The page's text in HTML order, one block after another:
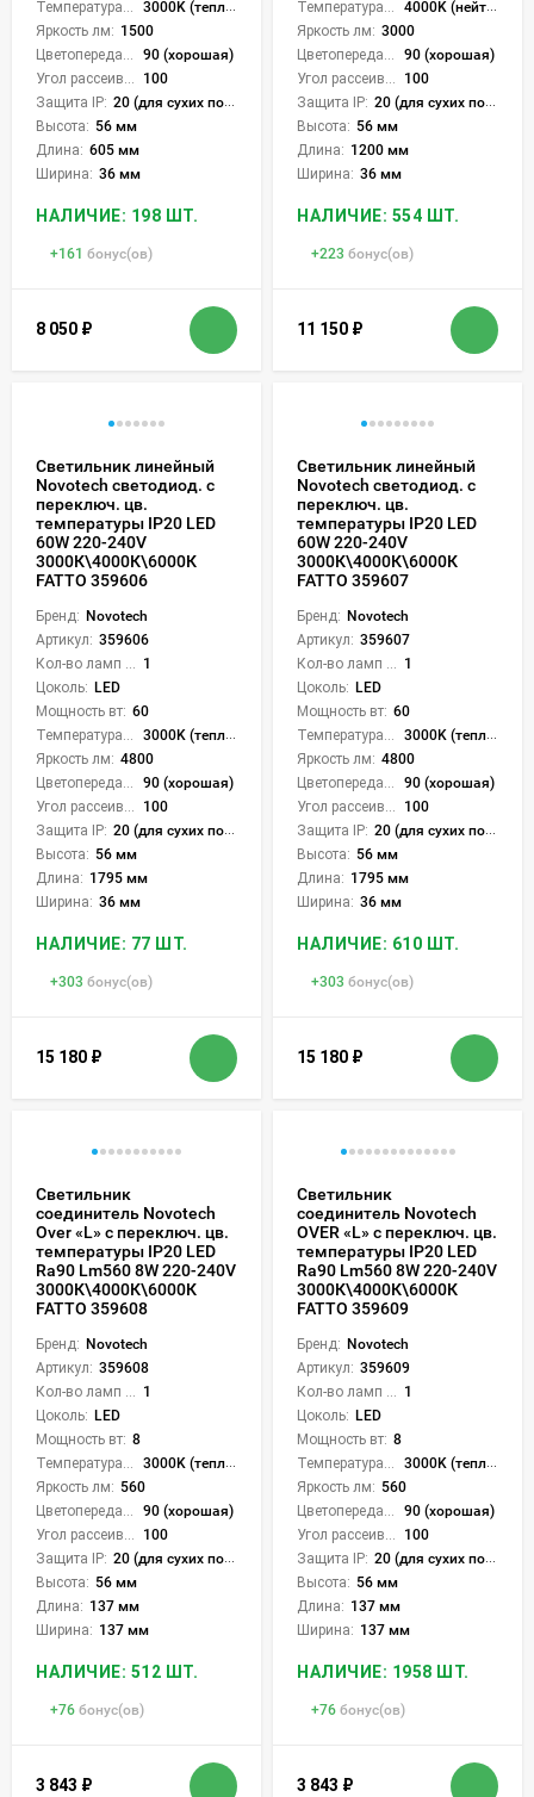
Температура света:
3000K (теплый), 4000K (нейтральный), 6000K (холодный), CCT механическое переключение
Яркость лм: 1500
Цветопередача (CRI):
90 (хорошая)
Угол рассеивания света °:
100
Защита IP: 20 (для сухих пом.)
Высота: 56 мм
Длина: 605 мм
Ширина: 36 мм
НАЛИЧИЕ: 198 ШТ.
+161 бонус(ов)
8 050 ₽
Температура света:
4000K (нейтральный), 6000K (холодный), CCT механическое переключение
Яркость лм: 3000
Цветопередача (CRI):
90 (хорошая)
Угол рассеивания света °:
100
Защита IP: 20 (для сухих пом.)
Высота: 56 мм
Длина: 1200 мм
Ширина: 36 мм
НАЛИЧИЕ: 554 ШТ.
+223 бонус(ов)
11 150 ₽
Светильник линейный
Novotech светодиод. с
переключ. цв.
температуры IP20 LED
60W 220-240V
3000К\4000К\6000К
FATTO 359606
Бренд: Novotech
Артикул: 359606
Кол-во ламп или LED: 1
Цоколь: LED
Мощность вт: 60
Температура света:
3000K (теплый), 4000K (нейтральный), 6000K (холодный), CCT механическое переключение
Яркость лм: 4800
Цветопередача (CRI):
90 (хорошая)
Угол рассеивания света °:
100
Защита IP: 20 (для сухих пом.)
Высота: 56 мм
Длина: 1795 мм
Ширина: 36 мм
НАЛИЧИЕ: 77 ШТ.
+303 бонус(ов)
15 180 ₽
Светильник линейный
Novotech светодиод. с
переключ. цв.
температуры IP20 LED
60W 220-240V
3000К\4000К\6000К
FATTO 359607
Бренд: Novotech
Артикул: 359607
Кол-во ламп или LED: 1
Цоколь: LED
Мощность вт: 60
Температура света:
3000K (теплый), 4000K (нейтральный), 6000K (холодный), CCT механическое переключение
Яркость лм: 4800
Цветопередача (CRI):
90 (хорошая)
Угол рассеивания света °:
100
Защита IP: 20 (для сухих пом.)
Высота: 56 мм
Длина: 1795 мм
Ширина: 36 мм
НАЛИЧИЕ: 610 ШТ.
+303 бонус(ов)
15 180 ₽
Светильник
соединитель Novotech
Over «L» с переключ. цв.
температуры IP20 LED
Ra90 Lm560 8W 220-240V
3000К\4000К\6000К
FATTO 359608
Бренд: Novotech
Артикул: 359608
Кол-во ламп или LED: 1
Цоколь: LED
Мощность вт: 8
Температура света:
3000K (теплый), 4000K (нейтральный), 6000K (холодный), CCT механическое переключение
Яркость лм: 560
Цветопередача (CRI):
90 (хорошая)
Угол рассеивания света °:
100
Защита IP: 20 (для сухих пом.)
Высота: 56 мм
Длина: 137 мм
Ширина: 137 мм
НАЛИЧИЕ: 512 ШТ.
+76 бонус(ов)
3 843 ₽
Светильник
соединитель Novotech
OVER «L» с переключ. цв.
температуры IP20 LED
Ra90 Lm560 8W 220-240V
3000К\4000К\6000К
FATTO 359609
Бренд: Novotech
Артикул: 359609
Кол-во ламп или LED: 1
Цоколь: LED
Мощность вт: 8
Температура света:
3000K (теплый), 4000K (нейтральный), 6000K (холодный), CCT механическое переключение
Яркость лм: 560
Цветопередача (CRI):
90 (хорошая)
Угол рассеивания света °:
100
Защита IP: 20 (для сухих пом.)
Высота: 56 мм
Длина: 137 мм
Ширина: 137 мм
НАЛИЧИЕ: 1958 ШТ.
+76 бонус(ов)
3 843 ₽